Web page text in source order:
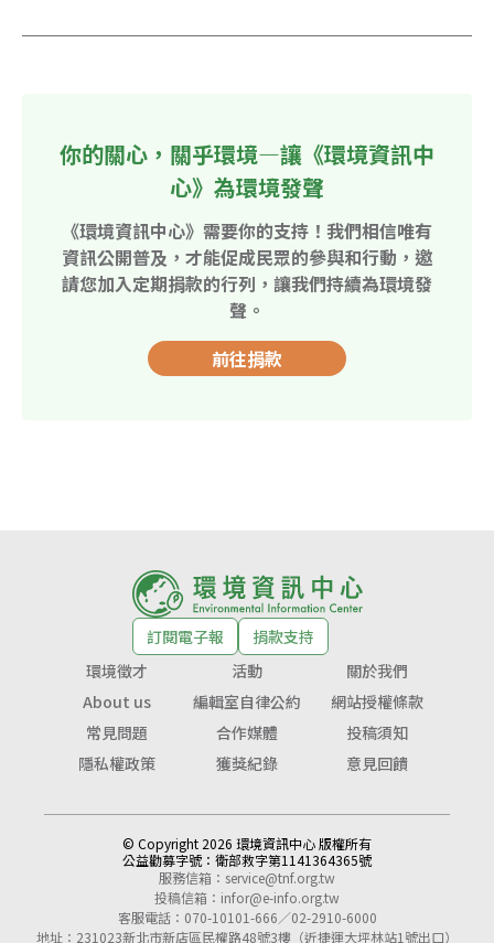
你的關心，關乎環境—讓《環境資訊中
心》為環境發聲
《環境資訊中心》需要你的支持！我們相信唯有
資訊公開普及，才能促成民眾的參與和行動，邀
請您加入定期捐款的行列，讓我們持續為環境發
聲。
前往捐款
訂閱電子報
捐款支持
環境徵才
活動
關於我們
About us
編輯室自律公約
網站授權條款
常見問題
合作媒體
投稿須知
隱私權政策
獲獎紀錄 意見回饋
© Copyright 2026 環境資訊中心 版權所有
公益勸募字號： 衛部救字第1141364365號
服務信箱： service@tnf.org.tw
投稿信箱： infor@e-info.org.tw
客服電話：070-10101-666／02-2910-6000
地址：231023新北市新店區民權路48號3樓（近捷運大坪林站1號出口）